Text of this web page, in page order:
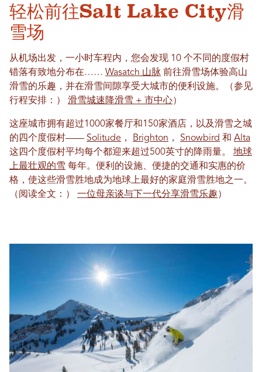
轻松前往Salt Lake City滑
雪场
从机场出发，一小时车程内，您会发现 10 个不同的度假村
错落有致地分布在…… Wasatch 山脉 前往滑雪场体验高山
滑雪的乐趣，并在滑雪间隙享受大城市的便利设施。（参见
行程安排：） 滑雪城速降滑雪 + 市中心）
这座城市拥有超过1000家餐厅和150家酒店，以及滑雪之城​​
的四个度假村—— Solitude ， Brighton ， Snowbird 和 Alta
这四个度假村平均每个都迎来超过500英寸的降雨量。 地球
上最壮观的雪 每年。便利的设施、便捷的交通和实惠的价
格，使这些滑雪胜地成为地球上最好的家庭滑雪胜地之一。
（阅读全文：） 一位母亲谈与下一代分享滑雪乐趣 ）